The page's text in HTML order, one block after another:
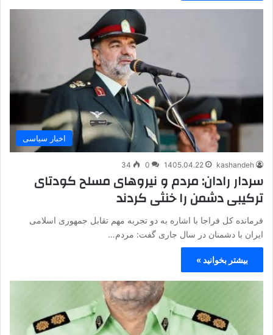
اخبار سیاسی
kashandeh
1405.04.22
0
34
سردار رادان: مردم و نیروهای مسلح کودتای
ترکیبی دشمن را خنثی کردند
فرمانده کل فراجا با اشاره به دو تجربه مهم تقابل جمهوری اسلامی
ایران با دشمنان در سال جاری گفت: مردم…
بیشتر بخوانید »